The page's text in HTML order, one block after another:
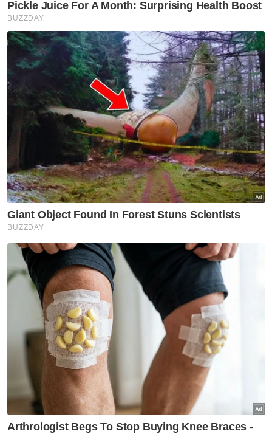
Budaya tahun ini
HIBURAN
Penggambaran filem, drama
dalam studio dibenarkan
HIBURAN
Pek NJOI HD terbaharu
tawarkan pengalaman
tontonan terhebat
HIBURAN
Nora perjelas gosip kahwin
dengan Annuar Musa